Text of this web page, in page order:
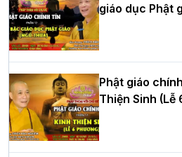
Học yêu thương trong ngày tu
tư của Khóa sinh hoạt Phật pháp
hè tại chùa Bằng
HT.Thích Thọ Lạc được suy cử
Trưởng BTS GHPGVN tỉnh Nghệ
giáo dục Phật
Phật giáo
Thiện Sinh (Lễ